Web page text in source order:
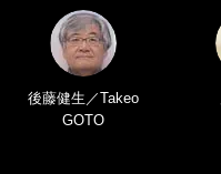
後藤健生／Takeo
GOTO